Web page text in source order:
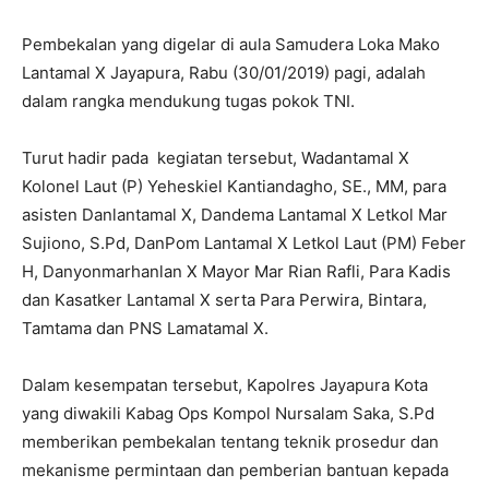
Pembekalan yang digelar di aula Samudera Loka Mako
Lantamal X Jayapura, Rabu (30/01/2019) pagi, adalah
dalam rangka mendukung tugas pokok TNI.
Turut hadir pada kegiatan tersebut, Wadantamal X
Kolonel Laut (P) Yeheskiel Kantiandagho, SE., MM, para
asisten Danlantamal X, Dandema Lantamal X Letkol Mar
Sujiono, S.Pd, DanPom Lantamal X Letkol Laut (PM) Feber
H, Danyonmarhanlan X Mayor Mar Rian Rafli, Para Kadis
dan Kasatker Lantamal X serta Para Perwira, Bintara,
Tamtama dan PNS Lamatamal X.
Dalam kesempatan tersebut, Kapolres Jayapura Kota
yang diwakili Kabag Ops Kompol Nursalam Saka, S.Pd
memberikan pembekalan tentang teknik prosedur dan
mekanisme permintaan dan pemberian bantuan kepada